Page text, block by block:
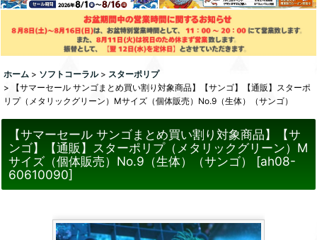
ホーム > ソフトコーラル > スターポリプ
>
【サマーセール サンゴまとめ買い割り対象商品】【サンゴ】【通販】スターポ
リプ（メタリックグリーン）Mサイズ（個体販売）No.9（生体）（サンゴ）
【サマーセール サンゴまとめ買い割り対象商品】【サ
ンゴ】【通販】スターポリプ（メタリックグリーン）M
サイズ（個体販売）No.9（生体）（サンゴ）
[ah08-
60610090]